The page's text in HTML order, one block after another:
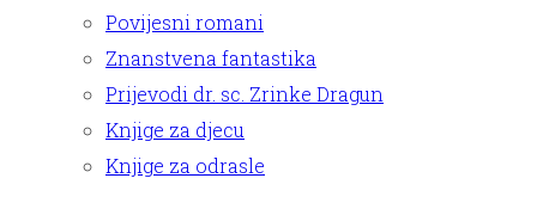
Povijesni romani
Znanstvena fantastika
Prijevodi dr. sc. Zrinke Dragun
Knjige za djecu
Knjige za odrasle